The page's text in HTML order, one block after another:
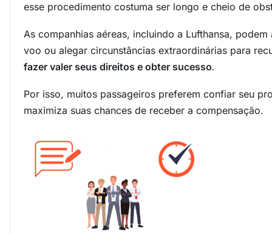
esse procedimento costuma ser longo e cheio de
As companhias aéreas, incluindo a Lufthansa,
voo ou alegar circunstâncias extraordinárias para
fazer valer seus direitos e obter sucesso.
Por isso, muitos passageiros preferem confiar seu
maximiza suas chances de receber a compensação.